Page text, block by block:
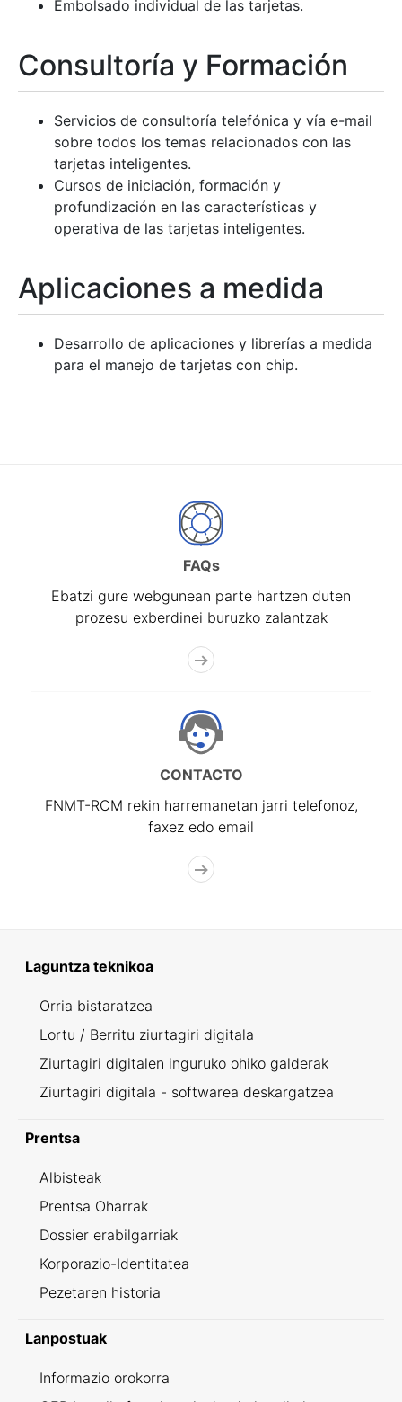
Embolsado individual de las tarjetas.
Consultoría y Formación
Servicios de consultoría telefónica y vía e-mail
sobre todos los temas relacionados con las
tarjetas inteligentes.
Cursos de iniciación, formación y
profundización en las características y
operativa de las tarjetas inteligentes.
Aplicaciones a medida
Desarrollo de aplicaciones y librerías a medida
para el manejo de tarjetas con chip.
FAQs
Ebatzi gure webgunean parte hartzen duten
prozesu exberdinei buruzko zalantzak
CONTACTO
FNMT-RCM rekin harremanetan jarri telefonoz,
faxez edo email
Laguntza teknikoa
Orria bistaratzea
Lortu / Berritu ziurtagiri digitala
Ziurtagiri digitalen inguruko ohiko galderak
Ziurtagiri digitala - softwarea deskargatzea
Prentsa
Albisteak
Prentsa Oharrak
Dossier erabilgarriak
Korporazio-Identitatea
Pezetaren historia
Lanpostuak
Informazio orokorra